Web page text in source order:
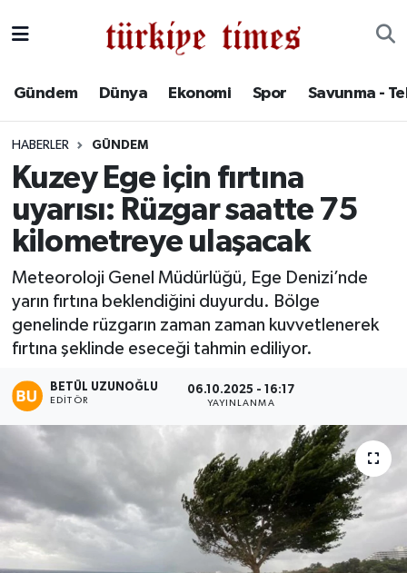
Gündem Dünya Ekonomi Spor Savunma -
HABERLER GÜNDEM
Kuzey Ege için fırtına
uyarısı: Rüzgar saatte 75
kilometreye ulaşacak
Meteoroloji Genel Müdürlüğü, Ege Denizi’nde
yarın fırtına beklendiğini duyurdu. Bölge
genelinde rüzgarın zaman zaman kuvvetlenerek
fırtına şeklinde eseceği tahmin ediliyor.
BETÜL UZUNOĞLU
EDITÖR
06.10.2025 - 16:17
YAYINLANMA
Spor
Savunma - Teknoloji
Kültür - Sanat
Yaşam
Süper Lig Puan Durumu ve Fikstür
Tüm Manşetler
Son Dakika Haberleri
Haber Arşivi